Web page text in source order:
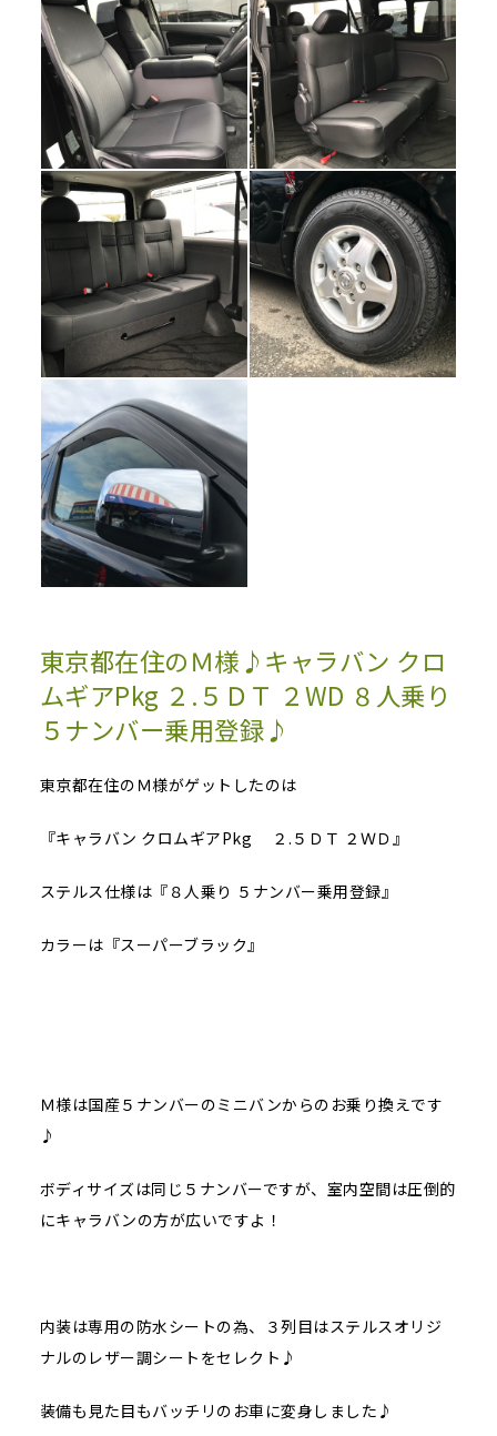
東京都在住のＭ様♪キャラバン クロ
ムギアPkg ２.５ＤＴ ２WD ８人乗り
５ナンバー乗用登録♪
東京都在住のＭ様がゲットしたのは
『キャラバン クロムギアPkg ２.５ＤＴ ２ＷＤ』
ステルス仕様は『８人乗り ５ナンバー乗用登録』
カラーは『スーパーブラック』
Ｍ様は国産５ナンバーのミニバンからのお乗り換えです
♪
ボディサイズは同じ５ナンバーですが、室内空間は圧倒的
にキャラバンの方が広いですよ！
内装は専用の防水シートの為、３列目はステルスオリジ
ナルのレザー調シートをセレクト♪
装備も見た目もバッチリのお車に変身しました♪